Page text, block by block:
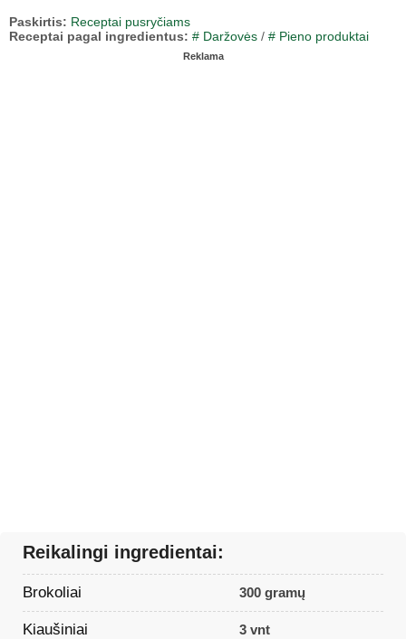
Paskirtis: Receptai pusryčiams
Receptai pagal ingredientus: # Daržovės / # Pieno produktai
Reklama
Reikalingi ingredientai:
Brokoliai 300 gramų
Kiaušiniai 3 vnt